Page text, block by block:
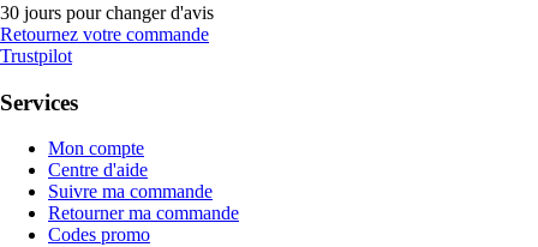
30 jours pour changer d'avis
Retournez votre commande
Trustpilot
Services
Mon compte
Centre d'aide
Suivre ma commande
Retourner ma commande
Codes promo